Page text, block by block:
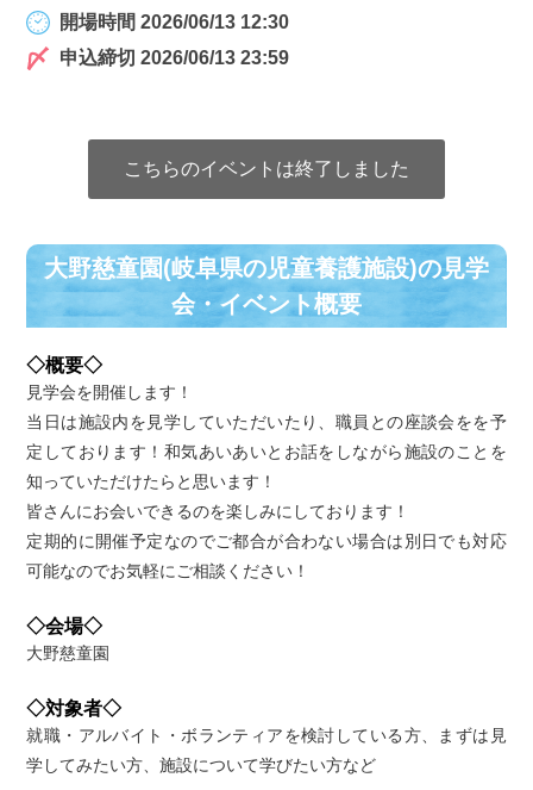
開場時間 2026/06/13 12:30
申込締切 2026/06/13 23:59
こちらのイベントは終了しました
大野慈童園(岐阜県の児童養護施設)の⾒学
会・イベント概要
◇概要◇
見学会を開催します！
当日は施設内を見学していただいたり、職員との座談会をを予
定しております！和気あいあいとお話をしながら施設のことを
知っていただけたらと思います！
皆さんにお会いできるのを楽しみにしております！
定期的に開催予定なのでご都合が合わない場合は別日でも対応
可能なのでお気軽にご相談ください！
◇会場◇
大野慈童園
◇対象者◇
就職・アルバイト・ボランティアを検討している方、まずは見
学してみたい方、施設について学びたい方など